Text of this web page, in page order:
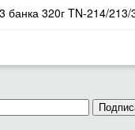
банка 320г TN-214/